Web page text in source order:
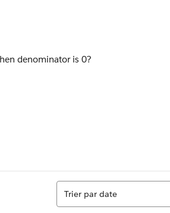
denominator is 0?
Tri
Trier par date